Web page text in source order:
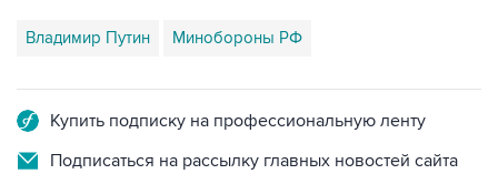
Владимир Путин Минобороны РФ
Купить подписку на профессиональную ленту
Подписаться на рассылку главных новостей сайта